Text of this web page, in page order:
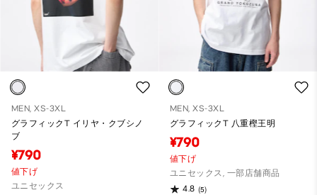
MEN, XS-3XL
グラフィックT イリヤ・クブシノ
ブ
¥790
値下げ
ユニセックス
MEN, XS-3XL
グラフィックT 八重樫王明
¥790
値下げ
ユニセックス, 一部店舗商品
4.8 (5)